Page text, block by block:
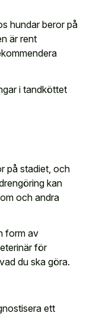
hundar beror på
är rent
i tandköttet
på stadiet, och
kan
och andra
form av
för
du ska göra.
ett